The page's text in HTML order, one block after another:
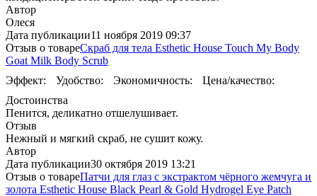
Автор
Олеся
Дата публикации11 ноября 2019 09:37
Отзыв о товареСкраб для тела Esthetic House Touch My Body
Goat Milk Body Scrub
Эффект:
Удобство: Экономичность:
Цена/качество:
Достоинства
Пенится, деликатно отшелушивает.
Отзыв
Нежный и мягкий скраб, не сушит кожу.
Автор
Дата публикации30 октября 2019 13:21
Отзыв о товареПатчи для глаз с экстрактом чёрного жемчуга и
золота Esthetic House Black Pearl & Gold Hydrogel Eye Patch